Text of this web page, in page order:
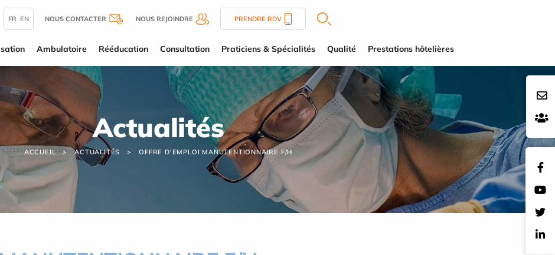
FR EN NOUS CONTACTER NOUS REJOINDRE PRENDRE RDV
Ambulatoire Rééducation Consultation Praticiens & Spécialités Qualité Prestations hôtelières
Actualités
ACCUEIL ACTUALITÉS OFFRE D'EMPLOI MANUTENTIONNAIRE F/H